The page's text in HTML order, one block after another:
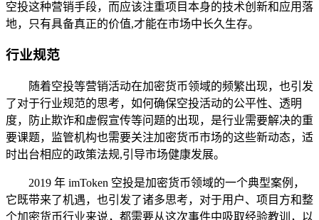
空投这种营销手段，而应该注重项目本身的技术创新和应用落
地，只有具备真正的价值,才能在市场中长久生存。
行业规范
随着空投等营销活动在加密货币领域的频繁出现，也引发
了对于行业规范的思考，如何确保空投活动的公平性、透明
度，防止欺诈和虚假宣传等问题的出现，是行业需要解决的重
要课题，监管机构也需要关注加密货币市场的这些新动态，适
时出台相应的政策法规,引导市场健康发展。
2019 年 imToken 空投是加密货币领域的一个典型案例，
它既带来了机遇，也引发了诸多思考，对于用户、项目方和整
个加密货币行业来说，都需要从这次事件中吸取经验教训，以